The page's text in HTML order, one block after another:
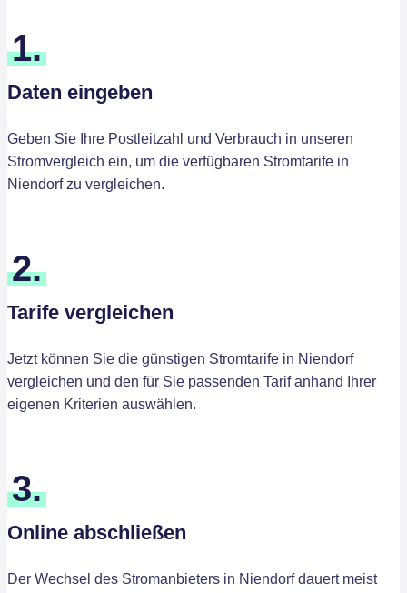
1.
Daten eingeben
Geben Sie Ihre Postleitzahl und Verbrauch in unseren
Stromvergleich ein, um die verfügbaren Stromtarife in
Niendorf zu vergleichen.
2.
Tarife vergleichen
Jetzt können Sie die günstigen Stromtarife in Niendorf
vergleichen und den für Sie passenden Tarif anhand Ihrer
eigenen Kriterien auswählen.
3.
Online abschließen
Der Wechsel des Stromanbieters in Niendorf dauert meist